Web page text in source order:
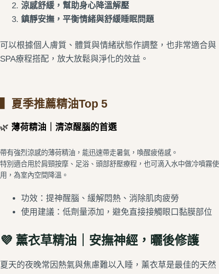
涼感舒緩，幫助身心降溫解壓
鎮靜安撫，平衡情緒與舒緩睡眠問題
可以根據個人膚質、體質與情緒狀態作調整，也非常適合與
SPA療程搭配，放大放鬆與淨化的效益。
▍夏季推薦精油Top 5
🌿 薄荷精油｜清涼醒腦的首選
帶有強烈涼感的薄荷精油，能迅速帶走暑氣，喚醒疲倦感。
特別適合用於肩頸按摩、足浴、頭部舒壓療程，也可滴入水中做冷噴霧使
用，為室內空間降溫。
功效：提神醒腦、緩解悶熱、消除肌肉疲勞
使用建議：低劑量添加，避免直接接觸眼口黏膜部位
💜 薰衣草精油｜安撫神經，曬後修護
夏天的夜晚常因熱氣與焦慮難以入睡，薰衣草是最佳的天然